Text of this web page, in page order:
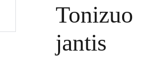
Tonizuo
jantis